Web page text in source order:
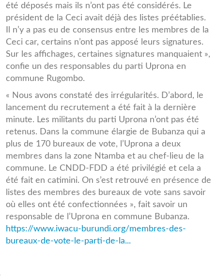
été déposés mais ils n’ont pas été considérés. Le
président de la Ceci avait déjà des listes préétablies.
Il n’y a pas eu de consensus entre les membres de la
Ceci car, certains n’ont pas apposé leurs signatures.
Sur les affichages, certaines signatures manquaient »,
confie un des responsables du parti Uprona en
commune Rugombo.
« Nous avons constaté des irrégularités. D’abord, le
lancement du recrutement a été fait à la dernière
minute. Les militants du parti Uprona n’ont pas été
retenus. Dans la commune élargie de Bubanza qui a
plus de 170 bureaux de vote, l’Uprona a deux
membres dans la zone Ntamba et au chef-lieu de la
commune. Le CNDD-FDD a été privilégié et cela a
été fait en catimini. On s’est retrouvé en présence de
listes des membres des bureaux de vote sans savoir
où elles ont été confectionnées », fait savoir un
responsable de l’Uprona en commune Bubanza.
https://www.iwacu-burundi.org/membres-des-
bureaux-de-vote-le-parti-de-la...